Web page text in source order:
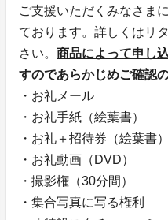
ご支援いただくみなさま
ております。詳しくはリ
さい。 商品によって申し
すのであらかじめご確認
・お礼メール
・お礼手紙（絵葉書）
・お礼＋招待券（絵葉書）
・お礼動画（DVD）
・撮影権（30分間）
・集合写真に写る権利